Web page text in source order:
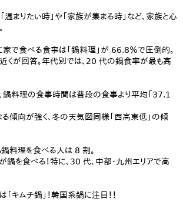
温まりたい時」や「家族が集まる時」など、家族と心
で食べる食事は「鍋料理」が 66.8％で圧倒的。
が回答。年代別では、20 代の鍋食率が最も高
鍋料理の食事時間は普段の食事より平均「37.1
傾向が強く、冬の天気図同様「西高東低」の傾
料理を食べる人は 8 割。
を食べる！特に、30 代、中部・九州エリアで高
キムチ鍋」！韓国系鍋に注目！！